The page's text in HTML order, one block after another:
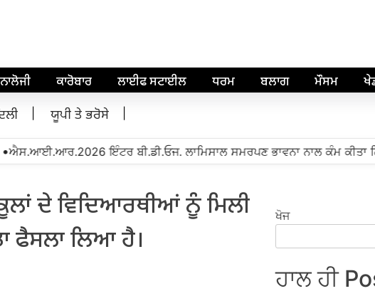
ਕਾਰੋਬਾਰ ਲਾਈਫ ਸਟਾਈਲ ਧਰਮ ਬਲਾਗ ਮੌਸਮ
ਯੂਪੀ ਤੇ ਭਰੋਸੇ
ਇੰਟਰ ਬੀ.ਡੀ.ਓਜ. ਲਾਮਿਸਾਲ ਸਮਰਪਣ ਭਾਵਨਾ ਨਾਲ ਕੰਮ ਕੀਤਾ ਗਿਆ:
ਦੇ ਵਿਦਿਆਰਥੀਆਂ ਨੂੰ ਮਿਲੀ
ਫੈਸਲਾ ਲਿਆ ਹੈ।
ਖੋਜ
ਹਾਲ ਹੀ